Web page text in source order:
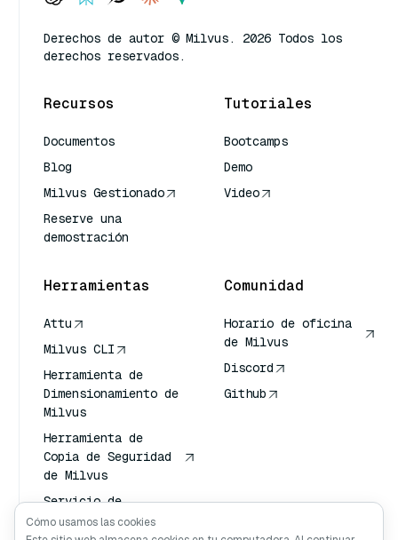
Derechos de autor © Milvus. 2026 Todos los
derechos reservados.
Recursos
Documentos
Blog
Milvus Gestionado
Reserve una
demostración
Tutoriales
Bootcamps
Demo
Video
Herramientas
Attu
Milvus CLI
Herramienta de
Dimensionamiento de
Milvus
Herramienta de
Copia de Seguridad
de Milvus
Servicio de
Transporte de
Comunidad
Horario de oficina
de Milvus
Discord
Github
Cómo usamos las cookies